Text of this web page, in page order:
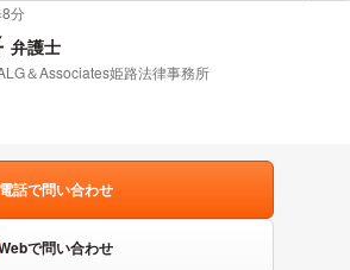
分
弁護士
＆Associates姫路法律事務所
電話で問い合わせ
で問い合わせ